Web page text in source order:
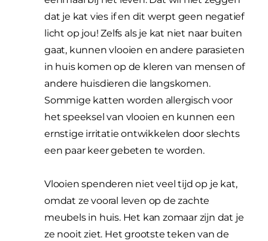
dat je kat vies if en dit werpt geen negatief
licht op jou! Zelfs als je kat niet naar buiten
gaat, kunnen vlooien en andere parasieten
in huis komen op de kleren van mensen of
andere huisdieren die langskomen.
Sommige katten worden allergisch voor
het speeksel van vlooien en kunnen een
ernstige irritatie ontwikkelen door slechts
een paar keer gebeten te worden.
Vlooien spenderen niet veel tijd op je kat,
omdat ze vooral leven op de zachte
meubels in huis. Het kan zomaar zijn dat je
ze nooit ziet. Het grootste teken van de